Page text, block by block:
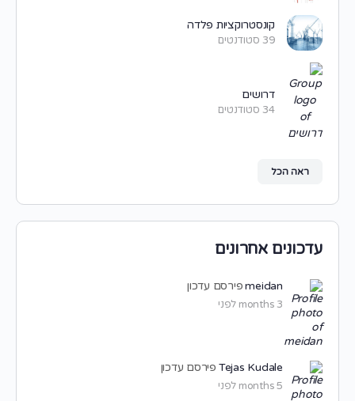
קונסטרוקציות פלדה
39 סטודנטים
דרושים
34 סטודנטים
ראה הכל
עדכונים אחרונים
meidan פירסם עדכון
3 months לפני
Tejas Kudale פירסם עדכון
5 months לפני